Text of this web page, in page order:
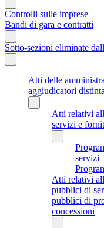
Controlli sulle imprese
Bandi di gara e contratti
Sotto-sezioni eliminate
Atti delle
aggiudicatori
Atti relativi
servizi e
servizi
Atti relativi
pubblici di
pubblici di
concessioni